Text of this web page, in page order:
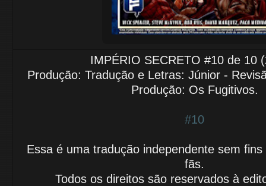
IMPÉRIO SECRETO #10 de 10
Produção: Tradução e Letras: Júnior -
Produção: Os Fugitivos.
#10
Essa é uma tradução independente sem
fãs.
Todos os direitos são reservados à